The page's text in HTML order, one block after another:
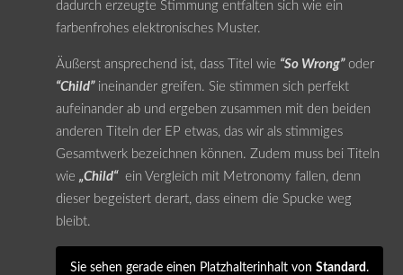
dadurch erzeugte Stimmung entfalten sich wie ein
farbenfrohes elektronisches Muster.
Äußerst ansprechend ist, dass Titel wie “So Wrong” oder
“Child”ineinander greifen. Sie stimmen sich perfekt
aufeinander ab und ergeben zusammen mit den beiden
anderen Titeln der EP etwas, das wir als stimmiges
Gesamtwerk bezeichnen können. Zudem muss bei Titeln
wie „Child“ ein Vergleich mit Metronomy fallen, denn
dieser begeistert derart, dass einem die Spucke weg
bleibt.
Sie sehen gerade einen Platzhalterinhalt von Standard .